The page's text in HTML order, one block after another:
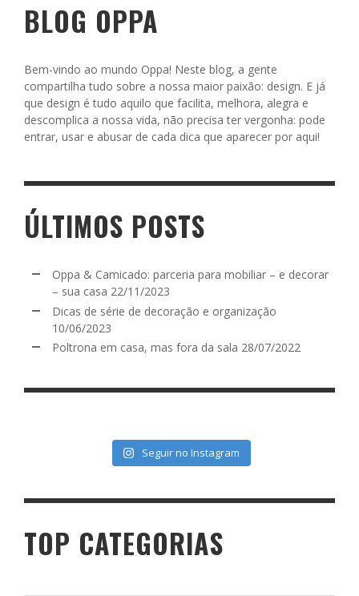
BLOG OPPA
Bem-vindo ao mundo Oppa! Neste blog, a gente
compartilha tudo sobre a nossa maior paixão: design. E já
que design é tudo aquilo que facilita, melhora, alegra e
descomplica a nossa vida, não precisa ter vergonha: pode
entrar, usar e abusar de cada dica que aparecer por aqui!
ÚLTIMOS POSTS
Oppa & Camicado: parceria para mobiliar – e decorar
– sua casa 22/11/2023
Dicas de série de decoração e organização
10/06/2023
Poltrona em casa, mas fora da sala 28/07/2022
Seguir no Instagram
TOP CATEGORIAS